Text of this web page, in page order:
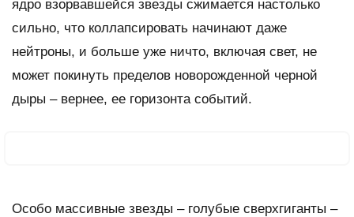
ядро взорвавшейся звезды сжимается настолько
сильно, что коллапсировать начинают даже
нейтроны, и больше уже ничто, включая свет, не
может покинуть пределов новорожденной черной
дыры – вернее, ее горизонта событий.
Особо массивные звезды – голубые сверхгиганты –